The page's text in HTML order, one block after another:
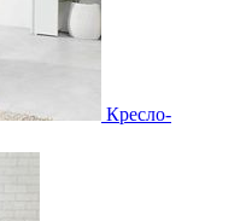
Кресло-